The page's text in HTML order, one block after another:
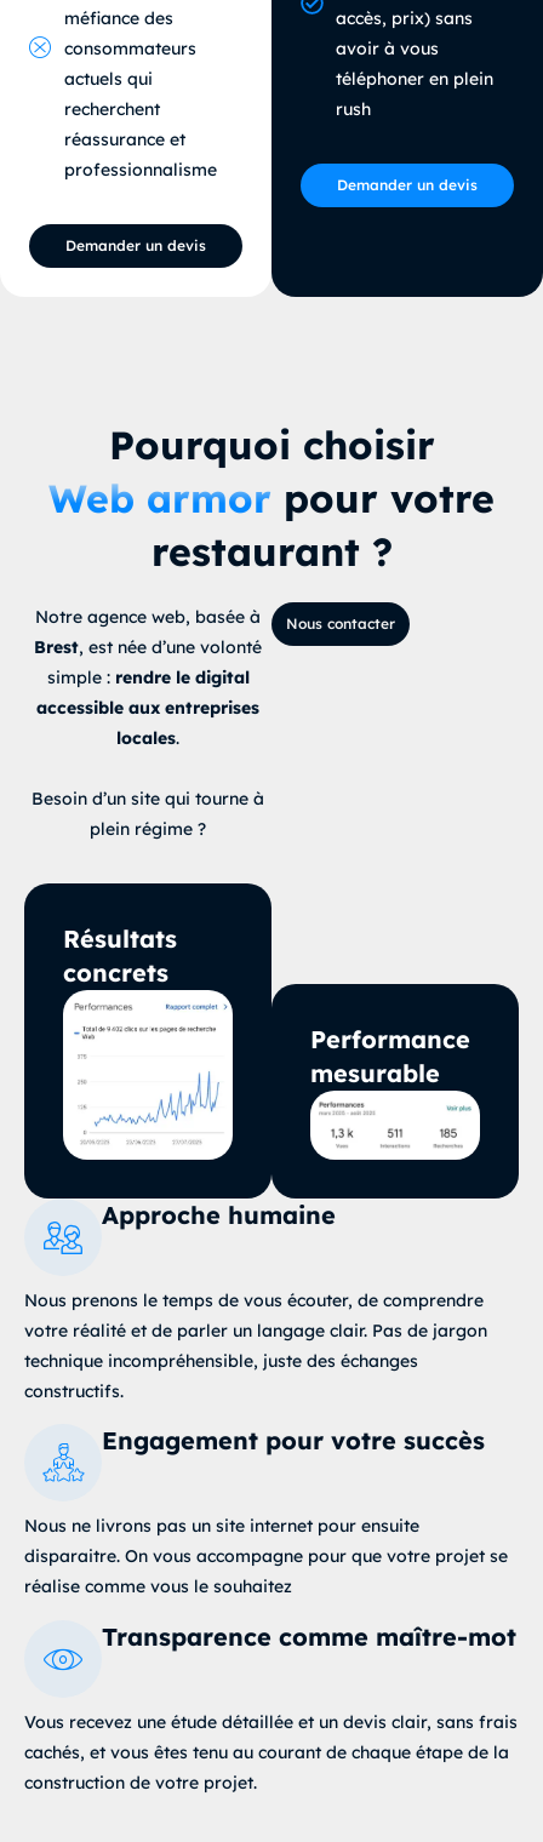
méfiance des
consommateurs
actuels qui
recherchent
réassurance et
professionnalisme
Demander un devis
accès, prix) sans
avoir à vous
téléphoner en plein
rush
Demander un devis
Pourquoi choisir
Web armor pour votre
restaurant ?
Notre agence web, basée à
Brest, est née d’une volonté
simple : rendre le digital
accessible aux entreprises
locales.
Besoin d’un site qui tourne à
plein régime ?
Nous contacter
Résultats
concrets
Performance
mesurable
Approche humaine
Nous prenons le temps de vous écouter, de comprendre
votre réalité et de parler un langage clair. Pas de jargon
technique incompréhensible, juste des échanges
constructifs.
Engagement pour votre succès
Nous ne livrons pas un site internet pour ensuite
disparaitre. On vous accompagne pour que votre projet se
réalise comme vous le souhaitez
Transparence comme maître-mot
Vous recevez une étude détaillée et un devis clair, sans frais
cachés, et vous êtes tenu au courant de chaque étape de la
construction de votre projet.